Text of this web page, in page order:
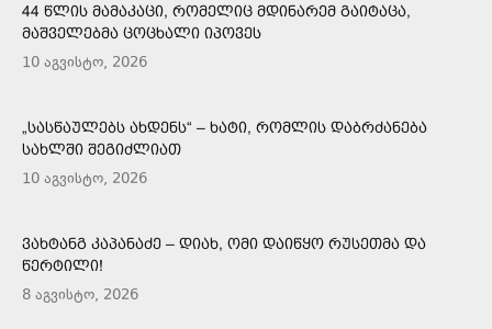
44 ᲬᲚᲘᲡ ᲛᲐᲛᲐᲙᲐᲪᲘ, ᲠᲝᲛᲔᲚᲘᲪ ᲛᲓᲘᲜᲐᲠᲔᲛ ᲒᲐᲘᲢᲐᲪᲐ,
ᲛᲐᲨᲕᲔᲚᲔᲑᲛᲐ ᲪᲝᲪᲮᲐᲚᲘ ᲘᲞᲝᲕᲔᲡ
10 აგვისტო, 2026
„ᲡᲐᲡᲬᲐᲣᲚᲔᲑᲡ ᲐᲮᲓᲔᲜᲡ“ – ᲮᲐᲢᲘ, ᲠᲝᲛᲚᲘᲡ ᲓᲐᲑᲠᲫᲐᲜᲔᲑᲐ
ᲡᲐᲮᲚᲨᲘ ᲨᲔᲒᲘᲫᲚᲘᲐᲗ
10 აგვისტო, 2026
ᲕᲐᲮᲢᲐᲜᲒ ᲙᲐᲞᲐᲜᲐᲫᲔ – ᲓᲘᲐᲮ, ᲝᲛᲘ ᲓᲐᲘᲬᲧᲝ ᲠᲣᲡᲔᲗᲛᲐ ᲓᲐ
ᲬᲔᲠᲢᲘᲚᲘ!
8 აგვისტო, 2026